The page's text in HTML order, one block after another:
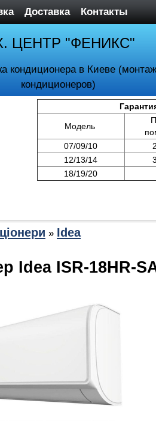
Доставка Контакты
ЦЕНТР "ФЕНИКС"
кондиционера в Киеве
кондиционеров)
Модель
07/09/10
12/13/14
18/19/20
» Idea
Idea ISR-18HR-